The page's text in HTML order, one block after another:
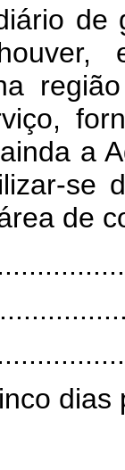
de
a
se
de
dias